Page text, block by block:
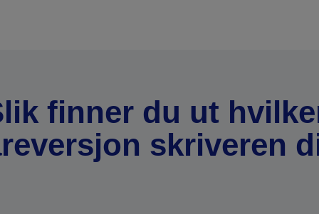
finner du ut
skriveren